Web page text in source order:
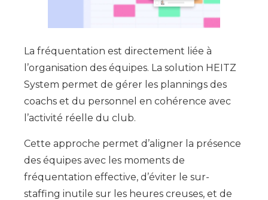
La fréquentation est directement liée à
l’organisation des équipes. La solution HEITZ
System permet de gérer les plannings des
coachs et du personnel en cohérence avec
l’activité réelle du club.
Cette approche permet d’aligner la présence
des équipes avec les moments de
fréquentation effective, d’éviter le sur-
staffing inutile sur les heures creuses, et de